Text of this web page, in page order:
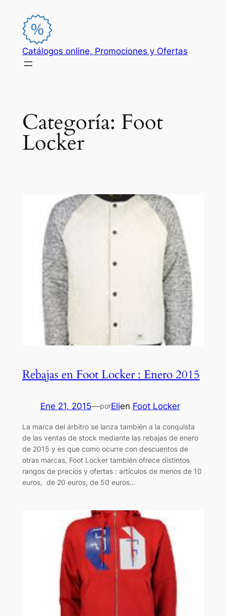
contenido
Catálogos online, Promociones y Ofertas
Categoría: Foot
Locker
Rebajas en Foot Locker : Enero 2015
Ene 21, 2015—porElien Foot Locker
La marca del árbitro se lanza también a la conquista
de las ventas de stock mediante las rebajas de enero
de 2015 y es que como ocurre con descuentos de
otras marcas, Foot Locker también ofrece distintos
rangos de precios y ofertas : artículos de menos de 10
euros, de 20 euros, de 50 euros…